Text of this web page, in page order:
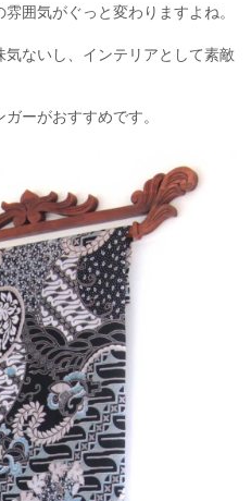
囲気がぐっと変わりますよね。
ないし、インテリアとして素敵
ーがおすすめです。